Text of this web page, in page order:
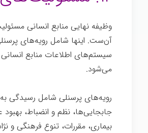
وظیفه نهایی منابع انسانی
آن‌ست. اینها شامل رویه‌های
می‌شود.
رویه‌های پرسنلی شامل رسیدگی به
جابجایی‌ها، نظم و انضباط، بهبود
بیماری، مقررات، تنوع فرهنگی و